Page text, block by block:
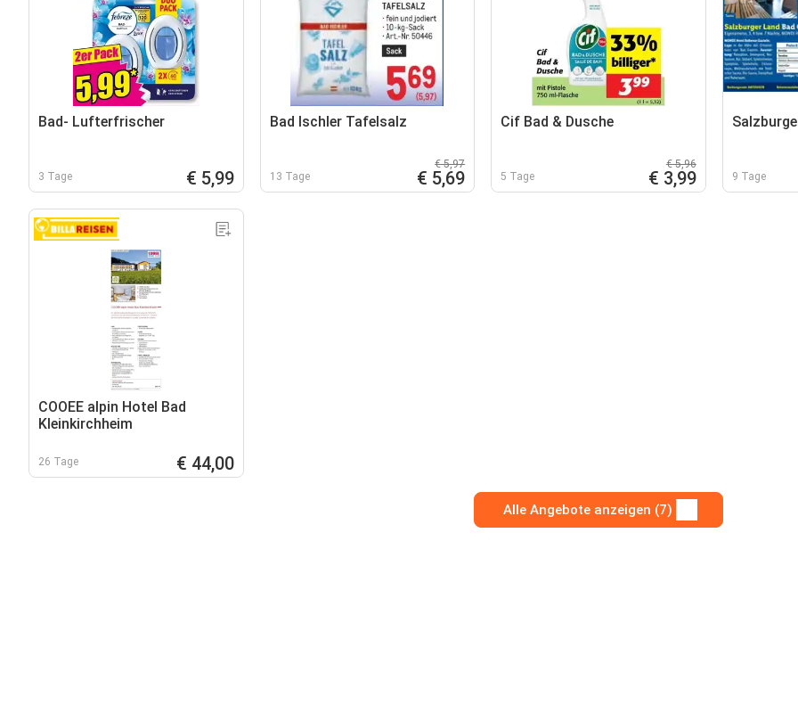
Bad- Lufterfrischer
3 Tage € 5,99
Bad Ischler Tafelsalz
13 Tage
€ 5,97
€ 5,69
Cif Bad & Dusche
5 Tage
€ 5,96
€ 3,99 9 Tage
COOEE alpin Hotel Bad
Kleinkirchheim
26 Tage € 44,00
Alle Angebote anzeigen (7)